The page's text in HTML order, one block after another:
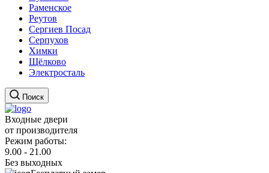
Раменское
Реутов
Сергиев Посад
Серпухов
Химки
Щёлково
Электросталь
Поиск
Входные двери
от производителя
Режим работы:
9.00 - 21.00
Без выходных